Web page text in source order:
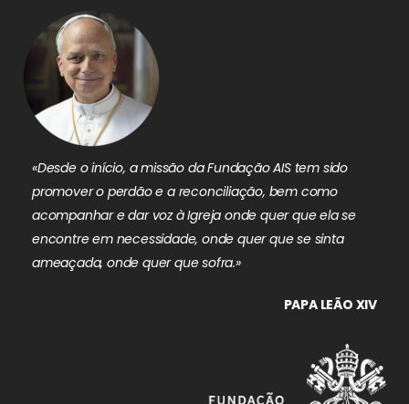
«Desde o início, a missão da Fundação AIS tem sido
promover o perdão e a reconciliação, bem como
acompanhar e dar voz à Igreja onde quer que ela se
encontre em necessidade, onde quer que se sinta
ameaçada, onde quer que sofra.»
PAPA LEÃO XIV